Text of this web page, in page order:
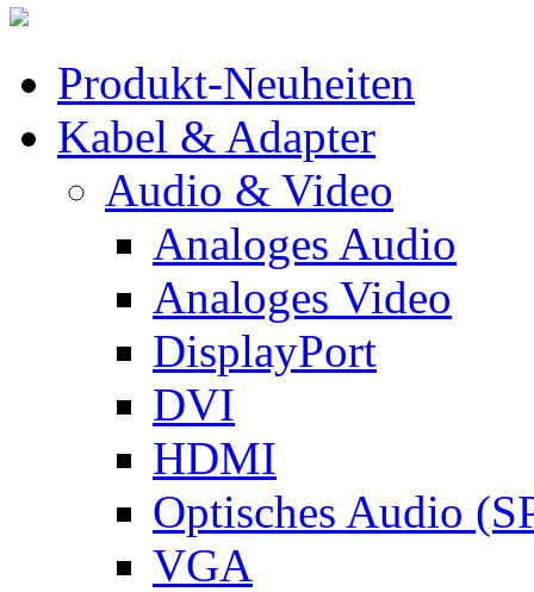
Produkt-Neuheiten
Kabel & Adapter
Audio & Video
Analoges Audio
Analoges Video
DisplayPort
DVI
HDMI
Optisches Audio
VGA